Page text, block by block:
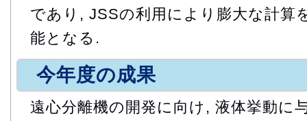
であり, JSSの利用により膨大な計算
能となる.
今年度の成果
遠心分離機の開発に向け, 液体挙動に